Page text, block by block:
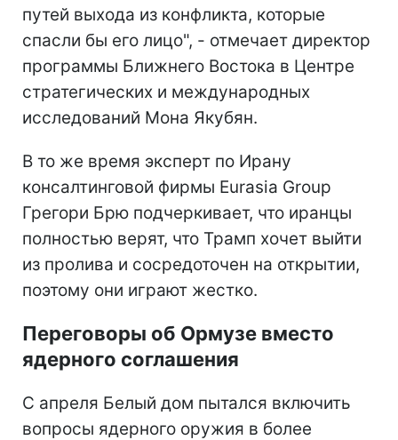
путей выхода из конфликта, которые
спасли бы его лицо", - отмечает директор
программы Ближнего Востока в Центре
стратегических и международных
исследований Мона Якубян.
В то же время эксперт по Ирану
консалтинговой фирмы Eurasia Group
Грегори Брю подчеркивает, что иранцы
полностью верят, что Трамп хочет выйти
из пролива и сосредоточен на открытии,
поэтому они играют жестко.
Переговоры об Ормузе вместо
ядерного соглашения
С апреля Белый дом пытался включить
вопросы ядерного оружия в более